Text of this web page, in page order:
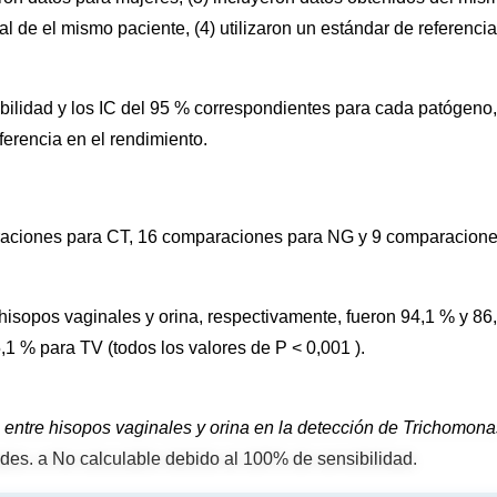
de el mismo paciente, (4) utilizaron un estándar de
y los IC del 95 % correspondientes para cada
en el rendimiento.
para CT, 16 comparaciones para NG y 9
vaginales y orina, respectivamente, fueron 94,1 % y
% para TV (todos los valores de P < 0,001 ).
hisopos vaginales y orina en la detección de
a No calculable debido al 100% de sensibilidad.